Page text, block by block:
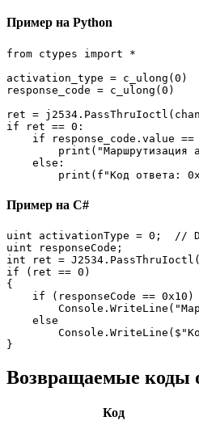
Пример на Python
from ctypes import *
activation_type = c_ulong(0)
response_code = c_ulong(0)
ret =
if ret == 0:
if response_code.value ==
print("Маршрутизация
    else:
print(f"Код ответа:
Пример на C#
uint activationType = 0;  //
uint responseCode;
int ret =
if (ret == 0)
{
    if (responseCode == 0x10)
    else
}
Возвращаемые коды
Код